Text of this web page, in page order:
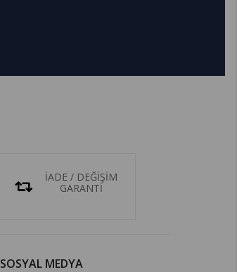
İADE / DEĞİŞİM
GARANTİ
SOSYAL MEDYA